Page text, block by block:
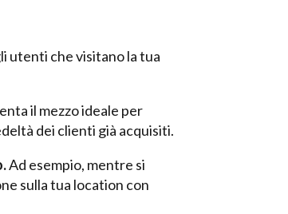
utenti che visitano la tua
il mezzo ideale per
dei clienti già acquisiti.
Ad esempio, mentre si
sulla tua location con